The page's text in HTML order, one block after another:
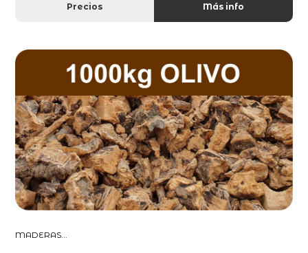
Precios Más info
MADERAS...